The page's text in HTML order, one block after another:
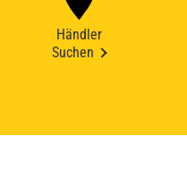
Händler
Suchen